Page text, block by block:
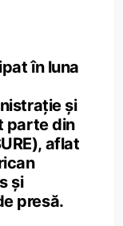
în luna
și
parte din
aflat
și
presă.